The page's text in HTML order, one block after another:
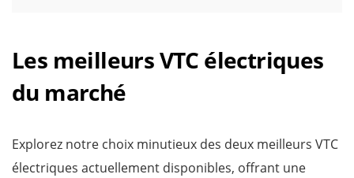
Les meilleurs VTC électriques
du marché
Explorez notre choix minutieux des deux meilleurs VTC
électriques actuellement disponibles, offrant une